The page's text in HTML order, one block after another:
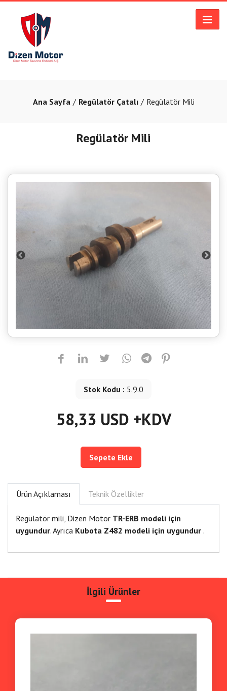
Ana Sayfa Regülatör Çatalı Regülatör Mili
Regülatör Mili
Stok Kodu : 5.9.0
58,33 USD +KDV
Sepete Ekle
Ürün Açıklaması Teknik Özellikler
Regülatör mili, Dizen Motor TR-ERB modeli için
uygundur. Ayrıca Kubota Z482 modeli için uygundur .
İlgili Ürünler